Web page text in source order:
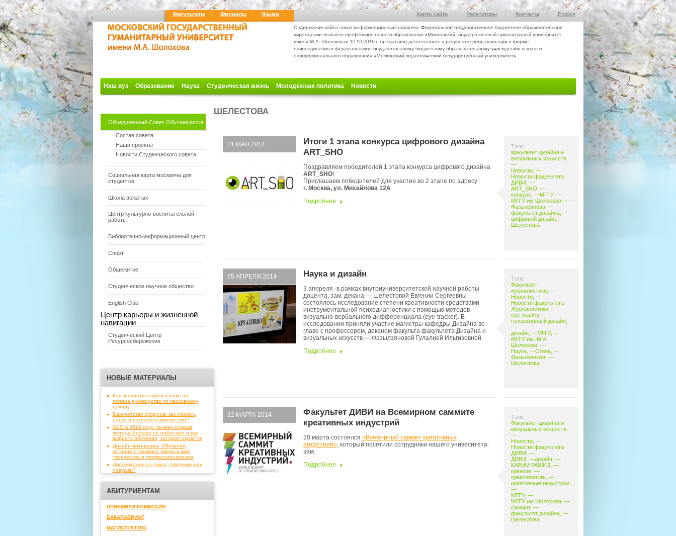
Факультеты Филиалы Языки Карта сайта Репетиторы Контакты English
Наш вуз Образование Наука Студенческая жизнь Молодежная политика Новости
Объединенный Совет Обучающихся
Состав совета
Наши проекты
Новости Студенческого совета
Социальная карта москвича для
студентов
Школа вожатых
Центр культурно-воспитательной
работы
Библиотечно-информационный центр
Спорт
Общежитие
Студенческое научное общество
English Club
Центр карьеры и жизненной
навигации
Студенческий Центр
Ресурсосбережения
НОВЫЕ МАТЕРИАЛЫ
Как превратить идеи в капитал:
полное руководство по пассивному
доходу
Банкротство супругов: как списать
долги и сохранить имущество?
SEO в 2026 году: почему старые
методы больше не работают и как
выбрать обучение, которое окупится
Дизайн интерьера: Обучение,
которое открывает двери в мир
творчества и профессионализма
Диссертация на заказ: спасение или
ловушка?
АБИТУРИЕНТАМ
ПРИЕМНАЯ КОМИССИЯ
БАКАЛАВРИАТ
МАГИСТРАТУРА
ШЕЛЕСТОВА
Тэги:
Факультет дизайна и
визуальных искусств,
—
Новости, —
Новости факультета
ДИВИ , —
ART_SHO , —
конкурс —МГГУ, —
МГГУ им Шолохова, —
Фазылзянова, —
факультет дизайна, —
цифровой дизайн, —
Шелестова
21 МАЯ 2014
Итоги 1 этапа конкурса цифрового дизайна
ART_SHO
Поздравляем победителей 1 этапа конкурса цифрового дизайна
ART_SHO!
Приглашаем победителей для участия во 2 этапе по адресу:
г. Москва, ул. Михайлова 12A
Подробнее
Тэги:
Факультет
журналистики, —
Новости, —
Новости факультета
Журналистики, —
eye-tracker, —
генеративный дизайн,
—
дизайн, —МГГУ, —
МГГУ им. М.А.
Шолохова, —
Наука, —Огнев, —
Фазылзянова, —
Шелестова
05 АПРЕЛЯ 2014 Наука и дизайн
3 апереля -в рамках внутриуниверситетской научной работы
доцента, зам. декана — Шелестовой Евгении Сергеевны
состоялось исследование степени креативности средствами
инструментальной психодиагностики с помощью методов
визуально-вербального дифференциала (eye-tracker). В
исследовании приняли участие магистры кафедры Дизайна во
главе с профессором, деканом факульта факультета Дизайна и
визуальных искусств — Фазылзяновой Гулалией Ильгизовной.
Подробнее
Тэги:
Факультет дизайна и
визуальных искусств,
—
Новости, —
Новости факультета
ДИВИ , —
ДИВИ , —дизайн, —
КАРИМ РАШИД, —
креатив, —
креативность, —
креативные индустрии,
—
МГГУ, —
МГГУ им Шолохова, —
саммит, —
факультет дизайна, —
Шелестова
22 МАРТА 2014
Факультет ДИВИ на Всемирном саммите
креативных индустрий
20 марта состоялся «Всемирный саммит креативных
индустрий», который посетили сотрудники нашего унивеситета:
зам.
Подробнее